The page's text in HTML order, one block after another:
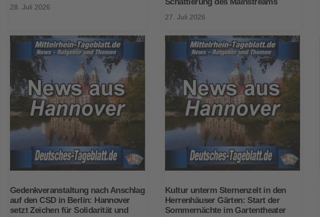
28. Juli 2026
27. Juli 2026
Gedenkveranstaltung nach Anschlag
auf den CSD in Berlin: Hannover
setzt Zeichen für Solidarität und
Kultur unterm Sternenzelt in den
Herrenhäuser Gärten: Start der
Sommernächte im Gartentheater